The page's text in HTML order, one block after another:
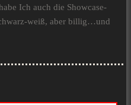
Ich auch die Showcase-
weiß, aber billig…und